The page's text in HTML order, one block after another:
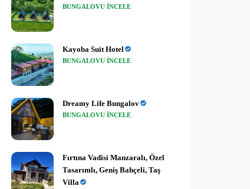
BUNGALOVU INCELE
Kayoba Suit Hotel
BUNGALOVU INCELE
Dreamy Life Bungalov
BUNGALOVU INCELE
Fırtına Vadisi Manzaralı, Özel
Tasarımlı, Geniş Bahçeli, Taş
Villa